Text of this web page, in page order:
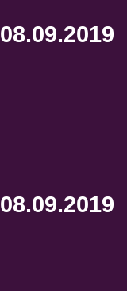
08.09.2019
08.09.2019